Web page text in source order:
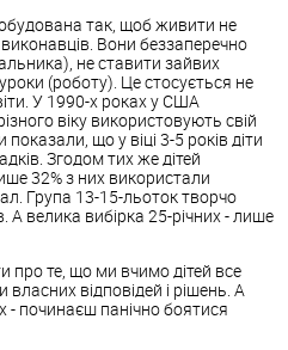
так, щоб живити не
Вони беззаперечно
не ставити зайвих
(роботу). Це стосується не
У 1990-х роках у США
віку використовують свій
що у віці 3-5 років діти
Згодом тих же дітей
32% з них використали
Група 13-15-льоток творчо
А велика вибірка 25-річних - лише
про те, що ми вчимо дітей все
відповідей і рішень. А
починаєш панічно боятися